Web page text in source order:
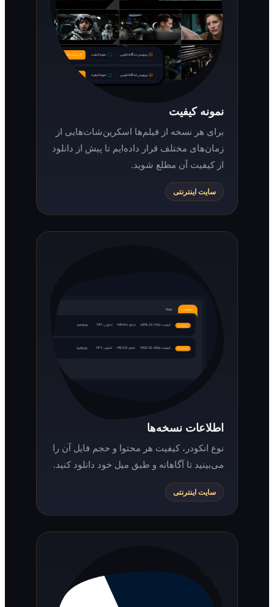
نمونه کیفیت
برای هر نسخه از فیلم‌ها اسکرین‌شات‌هایی از
زمان‌های مختلف قرار داده‌ایم تا پیش از دانلود
از کیفیت آن مطلع شوید.
سایت اینترنتی
اطلاعات نسخه‌ها
نوع انکودر، کیفیت هر محتوا و حجم فایل آن را
می‌بینید تا آگاهانه و طبق میل خود دانلود کنید.
سایت اینترنتی